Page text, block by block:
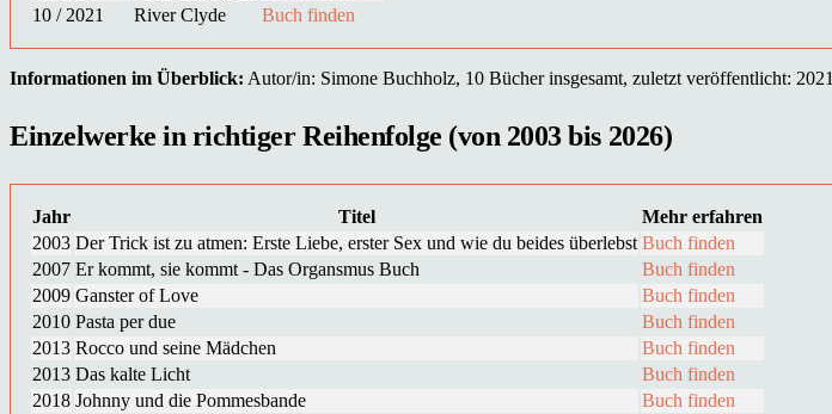
10 / 2021
River Clyde Buch finden
Informationen im Überblick: Autor/in: Simone Buchholz, 10 Bücher insgesamt, zuletzt veröffentlicht: 2021
Einzelwerke in richtiger Reihenfolge (von 2003 bis 2026)
Jahr Titel
Mehr erfahren
2003 Der Trick ist zu atmen: Erste Liebe, erster Sex und wie du beides überlebst Buch finden
2007 Er kommt, sie kommt - Das Organsmus Buch
Buch finden
2009 Ganster of Love
Buch finden
2010 Pasta per due
Buch finden
2013 Rocco und seine Mädchen
Buch finden
2013 Das kalte Licht
Buch finden
2018 Johnny und die Pommesbande
Buch finden